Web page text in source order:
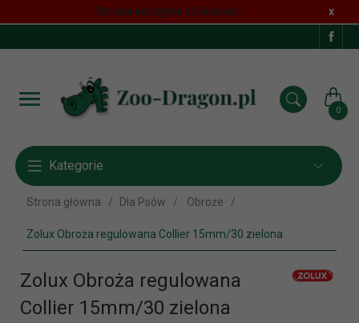
Strona korzysta z Cookies! x
0
Kategorie
Strona główna Dla Psów Obroże
Zolux Obroża regulowana Collier 15mm/30 zielona
Zolux Obroża regulowana
Collier 15mm/30 zielona